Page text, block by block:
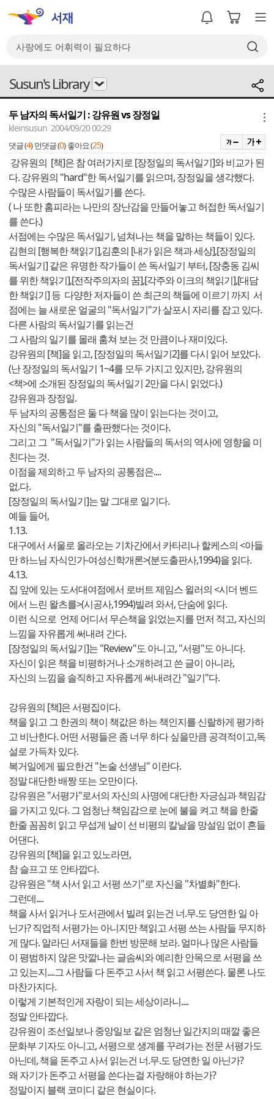
Susun's Library
두 남자의 독서일기 : 강유원 vs 장정일
kleinsusun 2004/09/20 00:29
댓글 (4) 먼댓글 (0) 좋아요 (25)
강유원의 [책]은 참 여러가지로 [장정일의 독서일기]와 비교가 된
다. 강유원의 "hard"한 독서일기를 읽으며, 장정일을 생각했다.
수많은 사람들이 독서일기를 쓴다.
( 나 또한 홈피라는 나만의 장난감을 만들어놓고 허접한 독서일기
를 쓴다.)
서점에는 수많은 독서일기, 넘쳐나는 책을 말하는 책들이 있다.
김현의 [행복한 책읽기],김훈의 [내가 읽은 책과 세상],[장정일의
독서일기] 같은 유명한 작가들이 쓴 독서일기 부터, [장충동 김씨
를 위한 책읽기],[전작주의자의 꿈],[각주와 이크의 책읽기],[대담
한 책읽기] 등 다양한 저자들이 쓴 최근의 책들에 이르기 까지 서
점에는 늘 새로운 얼굴의 "독서일기"가 살포시 자리를 잡고 있다.
다른 사람의 독서일기를 읽는건
그 사람의 일기를 몰래 훔쳐 보는 것 만큼이나 재미있다.
강유원의 [책]을 읽고, [장정일의 독서일기2]를 다시 읽어 보았다.
(난 장정일의 독서일기 1~4를 모두 가지고 있지만, 강유원의
<책>에 소개된 장정일의 독서일기 2만을 다시 읽었다.)
강유원과 장정일.
두 남자의 공통점은 둘 다 책을 많이 읽는다는 것이고,
자신의 "독서일기"를 출판했다는 것이다.
그리고 그 "독서일기"가 읽는 사람들의 독서의 역사에 영향을 미
친다는 것.
이점을 제외하고 두 남자의 공통점은....
없.다.
[장정일의 독서일기]는 말 그대로 일기다.
예들 들어,
1.13.
대구에서 서울로 올라오는 기차간에서 카타리나 할케스의 <아들
만 하느님 자식인가-여성신학개론>(분도출판사,1994)을 읽다.
4.13.
집 앞에 있는 도서대여점에서 로버트 제임스 윌러의 <시더 벤드
에서 느린 왈츠를>(시공사,1994)빌려 와서, 단숨에 읽다.
이런 식으로 언제 어디서 무슨책을 읽었는지를 먼저 적고, 자신의
느낌을 자유롭게 써내려 간다.
[장정일의 독서일기]는 "Review"도 아니고, "서평"도 아니다.
자신이 읽은 책을 비평하거나 소개하려고 쓴 글이 아니라,
자신의 느낌을 솔직하고 자유롭게 써내려간 "일기"다.
강유원의 [책]은 서평집이다.
책을 읽고 그 한권의 책이 책값은 하는 책인지를 신랄하게 평가하
고 비난한다. 어떤 서평들은 좀 너무 하다 싶을만큼 공격적이고,독
설로 가득차 있다.
복거일에게 필요한건 "논술 선생님" 이란다.
정말 대단한 배짱 또는 오만이다.
강유원은 "서평가"로서의 자신의 사명에 대단한 자긍심과 책임감
을 가지고 있다. 그 엄청난 책임감으로 눈에 불을 켜고 책을 한줄
한줄 꼼꼼히 읽고 무섭게 날이 선 비평의 칼날을 망설임 없이 흔들
어댄다.
강유원의 [책]을 읽고 있노라면,
참 슬프고 또 안타깝다.
강유원은 "책 사서 읽고 서평 쓰기"로 자신을 "차별화"한다.
그런데....
책을 사서 읽거나 도서관에서 빌려 읽는건 너.무.도 당연한 일 아
닌가? 직업적 서평가는 아니지만 책읽고 서평 쓰는 사람들 무지하
게 많다. 알라딘 서재들을 한번 방문해 보라. 얼마나 많은 사람들
이 평범하지 않은 맛깔나는 글솜씨와 예리한 안목으로 서평을 쓰
고 있는지....그 사람들 다 돈주고 사서 책 읽고 서평쓴다. 물론 나도
마찬가지다.
이렇게 기본적인게 자랑이 되는 세상이라니....
정말 안타깝다.
강유원이 조선일보나 중앙일보 같은 엄청난 일간지의 때깔 좋은
문화부 기자도 아니고, 서평으로 생계를 꾸려가는 전문 서평가도
아닌데, 책을 돈주고 사서 읽는건 너.무.도 당연한 일 아닌가?
왜 자기가 돈주고 서평을 쓴다는걸 자랑해야 하는가?
정말이지 블랙 코미디 같은 현실이다.